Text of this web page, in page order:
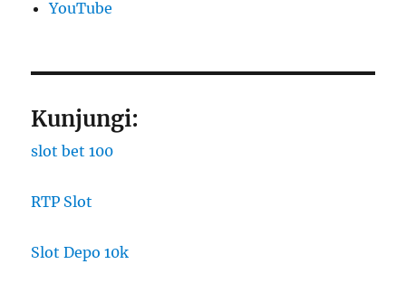
YouTube
Kunjungi:
slot bet 100
RTP Slot
Slot Depo 10k